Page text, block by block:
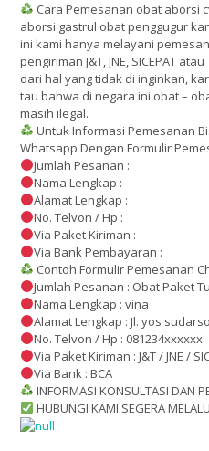
Cara Pemesanan obat aborsi
aborsi gastrul obat penggugur
ini kami hanya melayani
pengiriman J&T, JNE, SICEPAT
dari hal yang tidak di inginkan,
tau bahwa di negara ini obat –
masih ilegal.
Untuk Informasi Pemesanan
Whatsapp Dengan Formulir
Jumlah Pesanan :
Nama Lengkap :
Alamat Lengkap :
No. Telvon / Hp :
Via Paket Kiriman :
Via Bank Pembayaran :
Contoh Formulir Pemesanan
Jumlah Pesanan : Obat Paket
Nama Lengkap : vina
Alamat Lengkap : Jl. yos
No. Telvon / Hp : 081234xxxxxx
Via Paket Kiriman : J&T / JNE /
Via Bank : BCA
INFORMASI KONSULTASI DAN
HUBUNGI KAMI SEGERA